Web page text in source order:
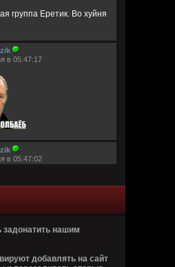
группа Еретик. Во хуйня
в 05:47:17
в 05:47:02
в 05:46:44
задонатить нашим
добавлять на сайт